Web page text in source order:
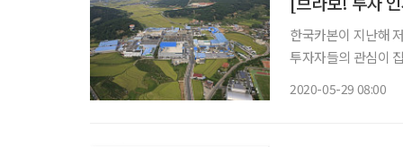
한국카본이 지난해
투자자들의 관심이
2020-05-29 08:00